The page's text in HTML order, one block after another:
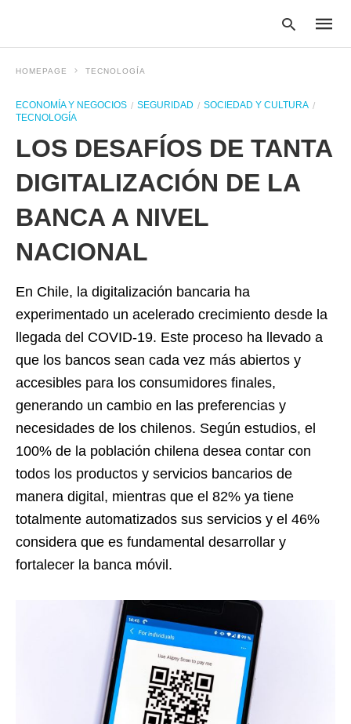
search
query
HOMEPAGE TECNOLOGÍA
ECONOMÍA Y NEGOCIOS SEGURIDAD
SOCIEDAD Y CULTURA
TECNOLOGÍA
LOS DESAFÍOS DE TANTA
DIGITALIZACIÓN DE LA
BANCA A NIVEL
NACIONAL
En Chile, la digitalización bancaria ha
experimentado un acelerado crecimiento desde la
llegada del COVID-19. Este proceso ha llevado a
que los bancos sean cada vez más abiertos y
accesibles para los consumidores finales,
generando un cambio en las preferencias y
necesidades de los chilenos. Según estudios, el
100% de la población chilena desea contar con
todos los productos y servicios bancarios de
manera digital, mientras que el 82% ya tiene
totalmente automatizados sus servicios y el 46%
considera que es fundamental desarrollar y
fortalecer la banca móvil.